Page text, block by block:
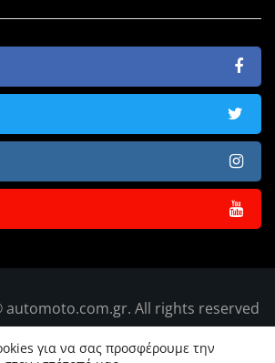
automoto.com.gr. All rights reserved
για να σας προσφέρουμε την